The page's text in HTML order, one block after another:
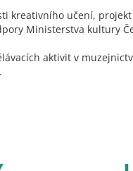
kreativního učení, projekt
Ministerstva kultury
aktivit v